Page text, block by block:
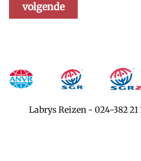
volgende
Labrys Reizen- 024-382 21